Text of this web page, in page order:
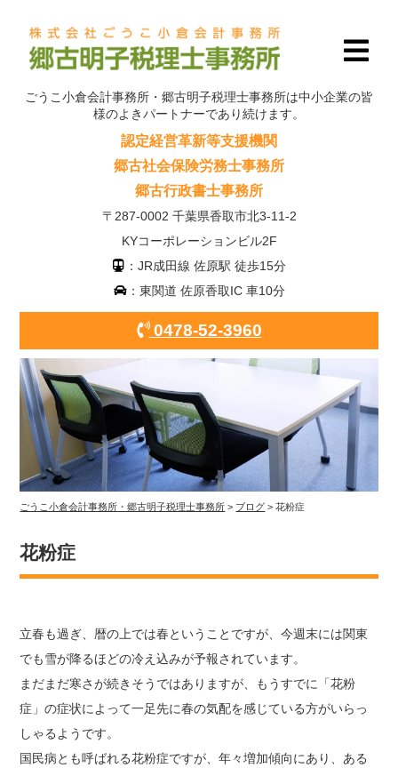
ごうこ小倉会計事務所・郷古明子税理士事務所は中小企業の皆
様のよきパートナーであり続けます。
認定経営革新等支援機関
郷古社会保険労務士事務所
郷古行政書士事務所
〒287-0002 千葉県香取市北3-11-2
KYコーポレーションビル2F
：JR成田線 佐原駅 徒歩15分
：東関道 佐原香取IC 車10分
0478-52-3960
ごうこ小倉会計事務所・郷古明子税理士事務所 > ブログ >花粉症
花粉症
立春も過ぎ、暦の上では春ということですが、今週末には関東
でも雪が降るほどの冷え込みが予報されています。
まだまだ寒さが続きそうではありますが、もうすでに「花粉
症」の症状によって一足先に春の気配を感じている方がいらっ
しゃるようです。
国民病とも呼ばれる花粉症ですが、年々増加傾向にあり、ある